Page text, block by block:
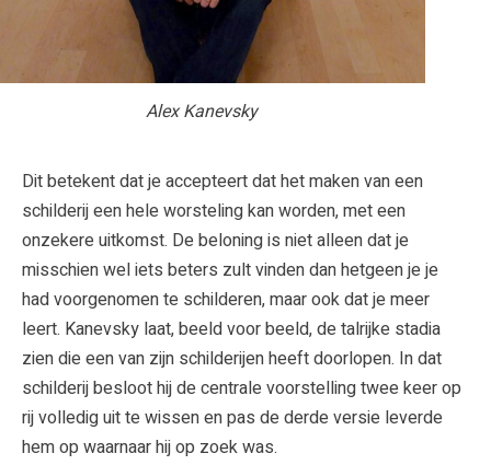
Alex Kanevsky
Dit betekent dat je accepteert dat het maken van een
schilderij een hele worsteling kan worden, met een
onzekere uitkomst. De beloning is niet alleen dat je
misschien wel iets beters zult vinden dan hetgeen je je
had voorgenomen te schilderen, maar ook dat je meer
leert. Kanevsky laat, beeld voor beeld, de talrijke stadia
zien die een van zijn schilderijen heeft doorlopen. In dat
schilderij besloot hij de centrale voorstelling twee keer op
rij volledig uit te wissen en pas de derde versie leverde
hem op waarnaar hij op zoek was.